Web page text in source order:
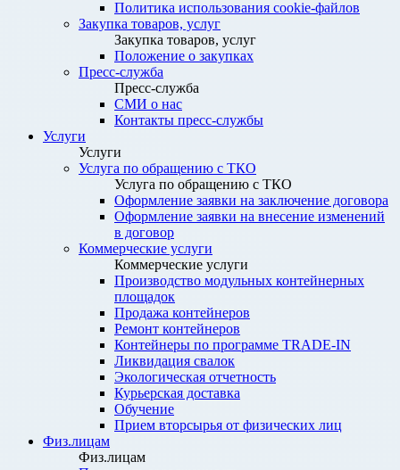
Политика использования cookie-файлов
Закупка товаров, услуг
Закупка товаров, услуг
Положение о закупках
Пресс-служба
Пресс-служба
СМИ о нас
Контакты пресс-службы
Услуги
Услуги
Услуга по обращению с ТКО
Услуга по обращению с ТКО
Оформление заявки на заключение договора
Оформление заявки на внесение изменений
в договор
Коммерческие услуги
Коммерческие услуги
Производство модульных контейнерных
площадок
Продажа контейнеров
Ремонт контейнеров
Контейнеры по программе TRADE-IN
Ликвидация свалок
Экологическая отчетность
Курьерская доставка
Обучение
Прием вторсырья от физических лиц
Физ.лицам
Физ.лицам